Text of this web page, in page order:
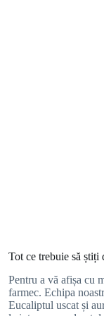
Tot ce trebuie să
Pentru a vă afișa cu
farmec. Echipa
Eucaliptul uscat și